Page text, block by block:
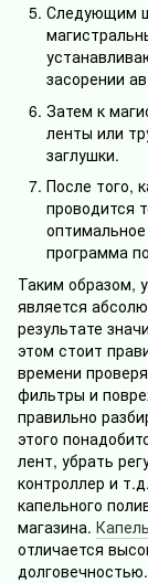
Следующим
засорении
Затем к
ленты или
заглушки.
После того,
проводится
программа
Таким образом,
является
результате
этом стоит
времени
фильтры и
правильно
этого
лент, убрать
контроллер и
капельного
магазина.
отличается
долговечностью.